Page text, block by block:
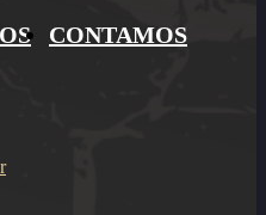
CONTAMOS